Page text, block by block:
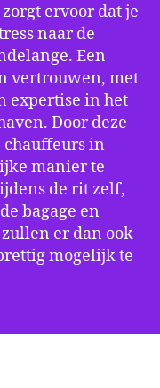
ervoor dat je
naar de
Een
vertrouwen, met
expertise in het
Door deze
in
manier te
de rit zelf,
bagage en
er dan ook
mogelijk te